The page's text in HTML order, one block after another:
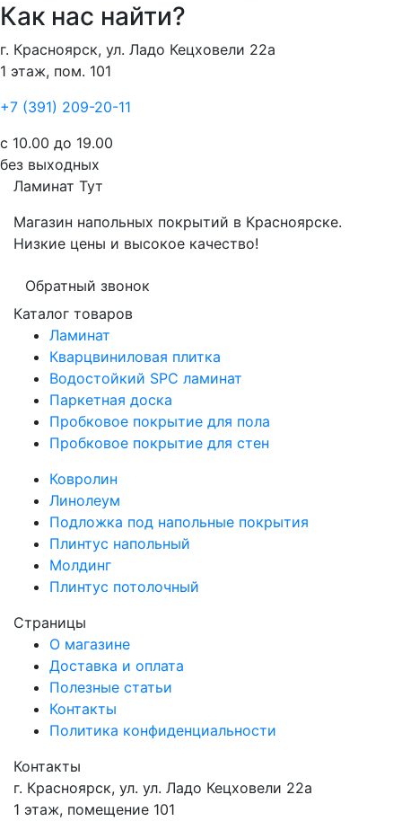
Как нас найти?
г. Красноярск, ул. Ладо Кецховели 22а
1 этаж, пом. 101
+7 (391) 209-20-11
с 10.00 до 19.00
без выходных
Ламинат Тут
Магазин напольных покрытий в Красноярске.
Низкие цены и высокое качество!
Обратный звонок
Каталог товаров
Ламинат
Кварцвиниловая плитка
Водостойкий SPC ламинат
Паркетная доска
Пробковое покрытие для пола
Пробковое покрытие для стен
Ковролин
Линолеум
Подложка под напольные покрытия
Плинтус напольный
Молдинг
Плинтус потолочный
Страницы
О магазине
Доставка и оплата
Полезные статьи
Контакты
Политика конфиденциальности
Контакты
г. Красноярск, ул. ул. Ладо Кецховели 22а
1 этаж, помещение 101